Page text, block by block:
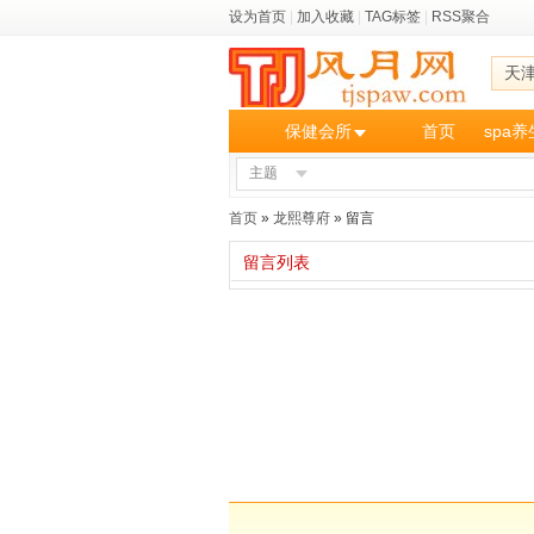
设为首页 加入收藏 TAG标签 RSS聚合
天
保健会所 首页 spa养
主题
首页 » 龙熙尊府 » 留言
留言列表